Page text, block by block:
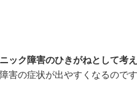
ック障害のひきがねとして考
害の症状が出やすくなるので